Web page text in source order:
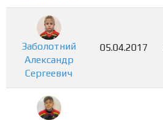
Заболотний
Александр
Сергеевич
05.04.2017